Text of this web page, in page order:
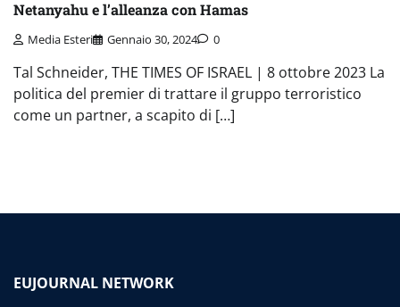
Netanyahu e l’alleanza con Hamas
Media Esteri Gennaio 30, 2024 0
Tal Schneider, THE TIMES OF ISRAEL | 8 ottobre 2023 La
politica del premier di trattare il gruppo terroristico
come un partner, a scapito di […]
EUJOURNAL NETWORK